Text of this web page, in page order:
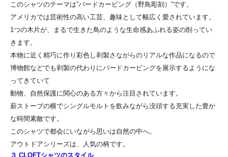
このシャツのテーマは”バードカービング（野鳥彫刻）”です。
アメリカでは芸術性の高い工芸、趣味として幅広く愛されています。
1つの木片が、まるで生きた鳥のような生命感あふれる姿の削ってい
きます。
本物に近く精巧に作り彩色し剥製さながらのリアルな作品になるので
博物館などでも剥製の代わりにバードカービングを展示するようにな
ってきていて
動物、自然保護に関心のある方々から注目されています。
薪ストーブの横でシングルモルトを飲みながら没頭する充実した豊か
な時間素敵です。
このシャツで都会にいながら思いは自然の中へ。
アウトドアシリーズは、人気の柄です。
３ CLOFTシャツのスタイル